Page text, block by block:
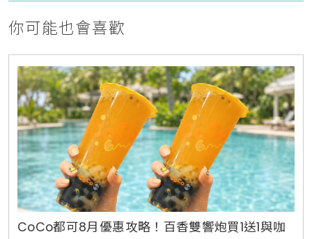
你可能也會喜歡
CoCo都可8月優惠攻略！百香雙響炮買1送1與咖